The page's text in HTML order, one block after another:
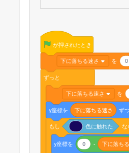
が押されたとき
下に落ちる速さ を 0
ずっと
下に落ちる速さ を
y座標を 下に落ちる速さ ず
もし 色に触れた な
y座標を 0 - 下に落ち